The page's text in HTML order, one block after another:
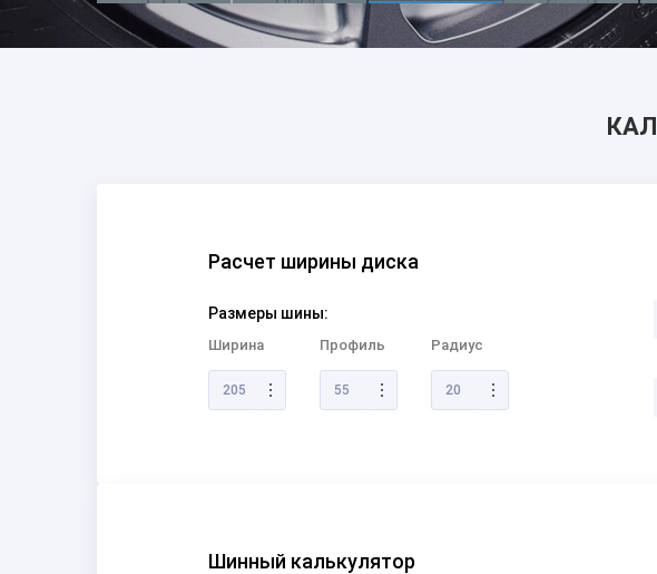
Доставка и оплата
Расчет ширины диска
Размеры шины:
Ширина
205
Профиль
55
Радиус
20
Шинный калькулятор